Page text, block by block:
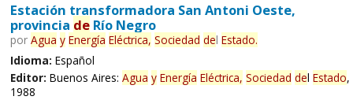
Estación transformadora San Antoni Oeste,
provincia deRío Negro
por Agua y Energía Eléctrica, Sociedad del Estado.
Idioma: Español
Editor: Buenos Aires: Agua y Energía Eléctrica, Sociedad del Estado,
1988